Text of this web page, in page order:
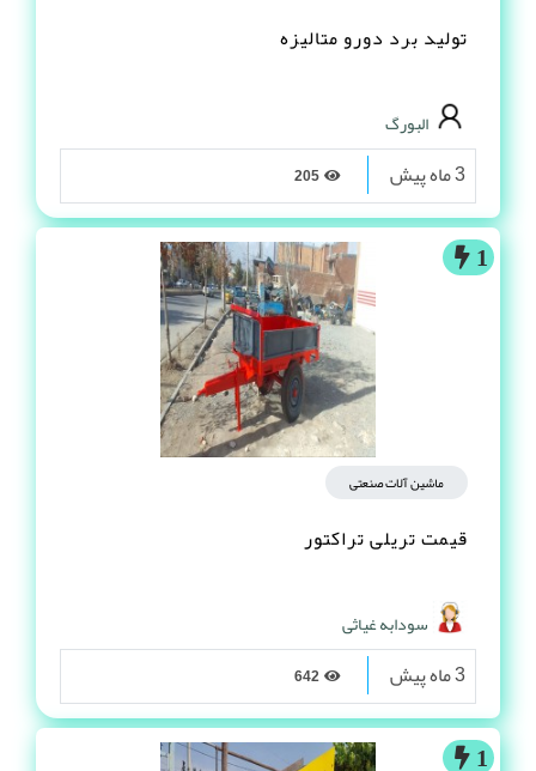
تولید برد دورو متالیزه
البورگ
3 ماه پیش
1
ماشین آلات صنعتی
قیمت تریلی تراکتور
سودابه غیاثی
3 ماه پیش
1